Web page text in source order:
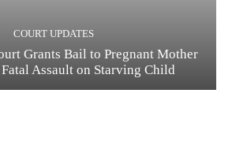
COURT UPDATES
Grants Bail to Pregnant Mother
Assault on Starving Child